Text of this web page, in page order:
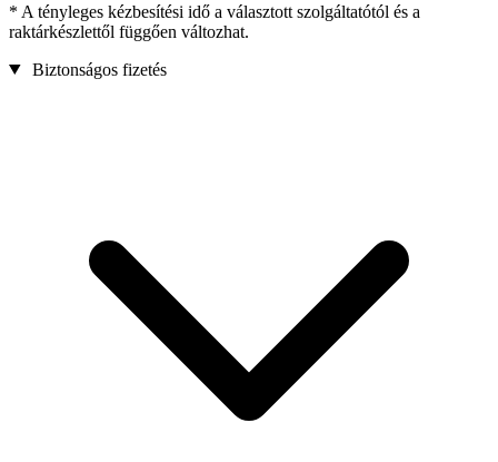
* A tényleges kézbesítési idő a választott szolgáltatótól és a
raktárkészlettől függően változhat.
Biztonságos fizetés